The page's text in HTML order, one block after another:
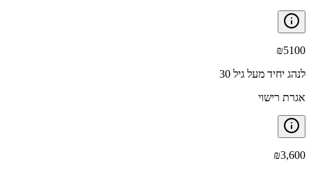
₪5100
לנהג יחיד מעל גיל 30
אגרת רישוי
₪3,600